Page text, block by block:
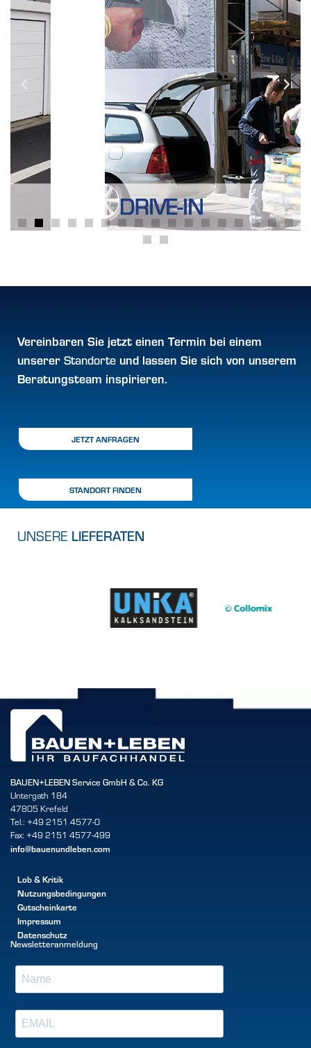
Vereinbaren Sie jetzt einen Termin bei einem
unserer Standorte und lassen Sie sich von unserem
Beratungsteam inspirieren.
JETZT ANFRAGEN
STANDORT FINDEN
UNSERE LIEFERATEN
BAUEN+LEBEN Service GmbH & Co. KG
Untergath 184
47805 Krefeld
Tel.: +49 2151 4577-0
Fax: +49 2151 4577-499
info@bauenundleben.com
Lob & Kritik
Nutzungsbedingungen
Gutscheinkarte
Impressum
Datenschutz
Newsletteranmeldung